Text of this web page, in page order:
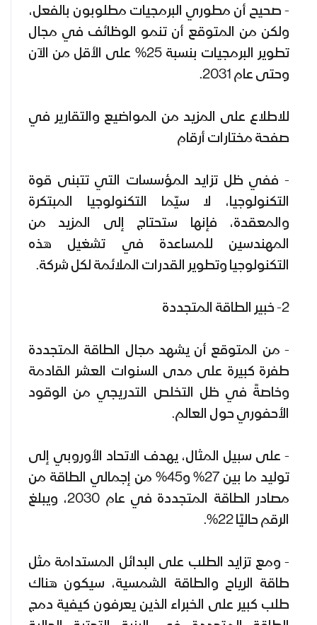
- صحيح أن مطوري البرمجيات مطلوبون بالفعل،
ولكن من المتوقع أن تنمو الوظائف في مجال
تطوير البرمجيات بنسبة 25% على الأقل من الآن
وحتى عام 2031.
للاطلاع على المزيد من المواضيع والتقارير في
صفحة مختارات أرقام
- ففي ظل تزايد المؤسسات التي تتبنى قوة
التكنولوجيا، لا سيّما التكنولوجيا المبتكرة
والمعقدة، فإنها ستحتاج إلى المزيد من
المهندسين للمساعدة في تشغيل هذه
التكنولوجيا وتطوير القدرات الملائمة لكل شركة.
2- خبير الطاقة المتجددة
- من المتوقع أن يشهد مجال الطاقة المتجددة
طفرة كبيرة على مدى السنوات العشر القادمة
وخاصةً في ظل التخلص التدريجي من الوقود
الأحفوري حول العالم.
- على سبيل المثال، يهدف الاتحاد الأوروبي إلى
توليد ما بين 27% و45% من إجمالي الطاقة من
مصادر الطاقة المتجددة في عام 2030، ويبلغ
الرقم حاليًا 22%.
- ومع تزايد الطلب على البدائل المستدامة مثل
طاقة الرياح والطاقة الشمسية، سيكون هناك
طلب كبير على الخبراء الذين يعرفون كيفية دمج